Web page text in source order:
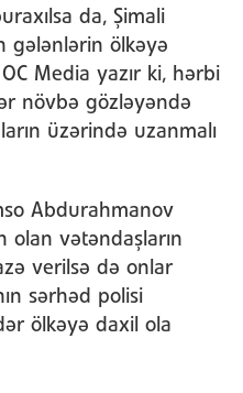
da, Şimali
gələnlərin ölkəyə
Media yazır ki, hərbi
növbə gözləyəndə
üzərində uzanmalı
Abdurahmanov
olan vətəndaşların
verilsə də onlar
sərhəd polisi
ölkəyə daxil ola